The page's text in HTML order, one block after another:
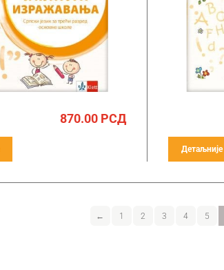
870.00РСД
Детаљније
← 1 2 3 4 5